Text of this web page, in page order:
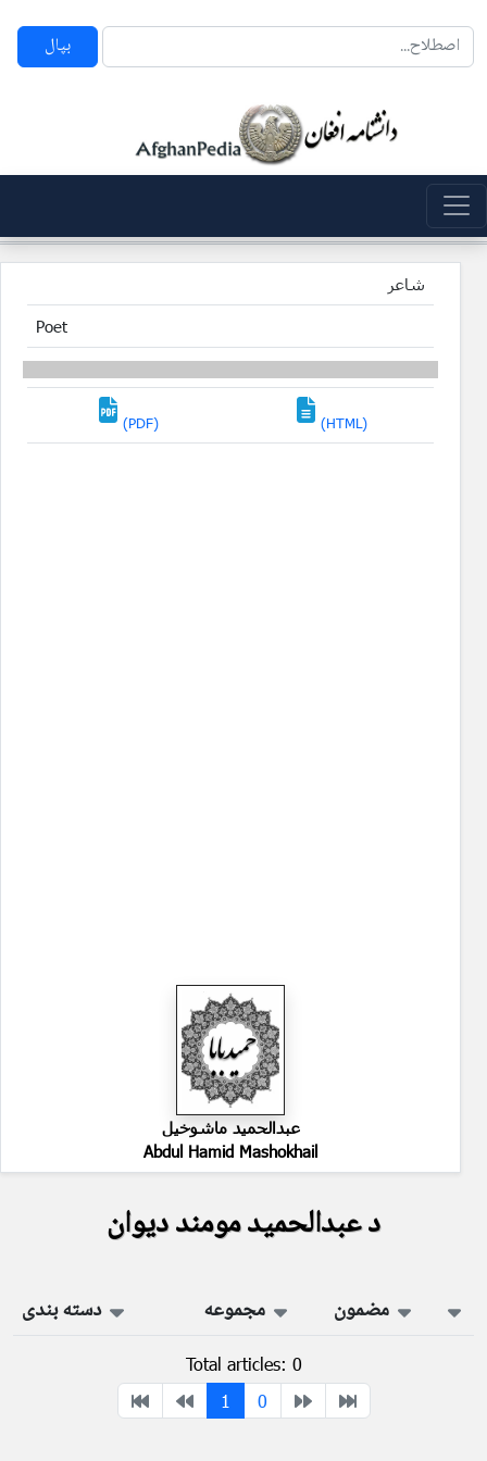
بپال
شاعر
Poet
(PDF) (HTML)
عبدالحمید ماشوخیل
Abdul Hamid Mashokhail
د عبدالحمید مومند دیوان
مضمون مجموعه دسته بندی
Total articles: 0
1
0